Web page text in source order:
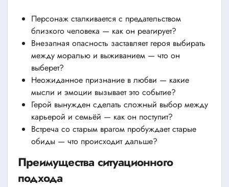
Персонаж сталкивается с предательством
близкого человека — как он реагирует?
Внезапная опасность заставляет героя выбирать
между моралью и выживанием — что он
выберет?
Неожиданное признание в любви — какие
мысли и эмоции вызывает это событие?
Герой вынужден сделать сложный выбор между
карьерой и семьёй — как он поступит?
Встреча со старым врагом пробуждает старые
обиды — что происходит дальше?
Преимущества ситуационного
подхода